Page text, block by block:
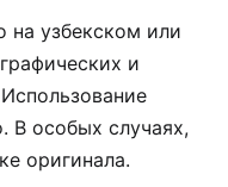
на узбекском или
и
В особых случаях,
оригинала.